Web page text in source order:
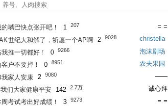
养号、人肉搜索
= =
嘴巴快点张开吧！ 1 207
christella
世纪大和解了，祈愿一个AP啊 2 9028
泡沫剧场
推一切都好！ 0 9266
农夫果园
户不要掉！ 0 8951
——
家人安康 2 9080
诚心拜
们大家健康平安 142 2.7万
= =
考试考出好成绩！ 3 9273